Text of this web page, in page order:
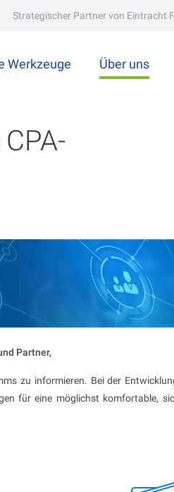
Strategischer Partner von Eintracht
Werkzeuge Über uns
Partner,
zu informieren. Bei der
für eine möglichst komfortable,